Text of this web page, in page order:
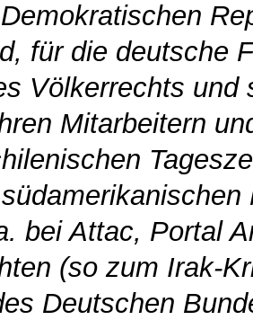
für die deutsche
Völkerrechts
Mitarbeitern
bei Attac, Portal
(so zum Irak-
Deutschen